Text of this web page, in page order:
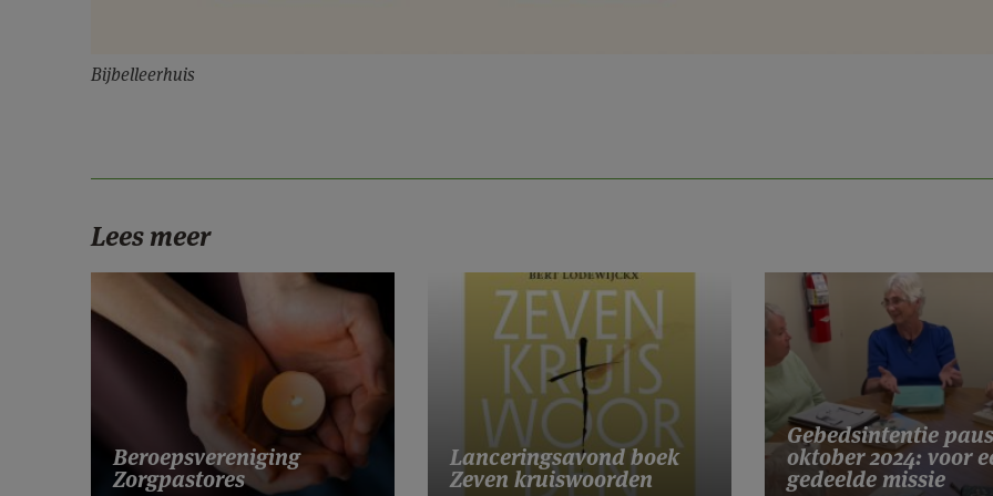
Bijbelleerhuis
Lees meer
Beroepsvereniging
Zorgpastores
Lanceringsavond boek
Zeven kruiswoorden
Gebedsintentie paus
oktober 2024: voor
gedeelde missie